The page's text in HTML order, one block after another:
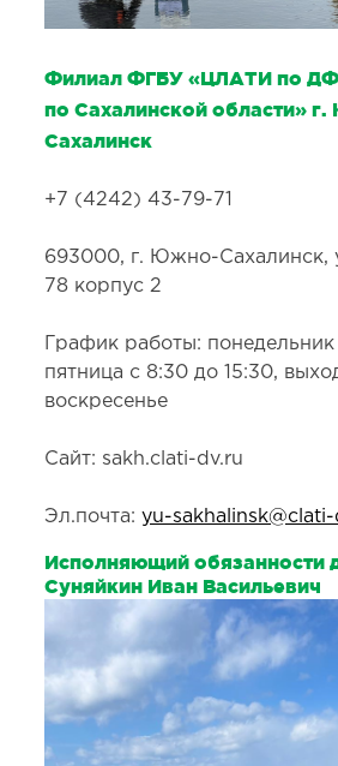
Филиал ФГБУ «ЦЛАТИ по
по Сахалинской области»
Сахалинск
+7 (4242) 43-79-71
693000, г. Южно-Сахалинск,
78 корпус 2
График работы:
пятница с 8:30 до 15:30,
воскресенье
Сайт: sakh.clati-dv.ru
Эл.почта:yu-sakhalinsk@clati-
Исполняющий обязанности
Суняйкин Иван Васильевич